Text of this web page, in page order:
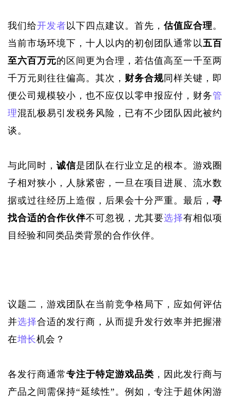
我们给开发者以下四点建议。首先，估值应合理。
当前市场环境下，十人以内的初创团队通常以五百
至六百万元的区间更为合理，若估值高至一千至两
千万元则往往偏高。其次， 财务合规同样关键，即
便公司规模较小，也不应仅以零申报应付，财务管
理混乱极易引发税务风险，已有不少团队因此被约
谈。
与此同时，诚信是团队在行业立足的根本。游戏圈
子相对狭小，人脉紧密，一旦在项目进展、流水数
据或过往经历上造假，后果会十分严重。最后，寻
找合适的合作伙伴不可忽视，尤其要选择有相似项
目经验和同类品类背景的合作伙伴。
议题二，游戏团队在当前竞争格局下，应如何评估
并选择合适的发行商，从而提升发行效率并把握潜
在增长机会？
各发行商通常专注于特定游戏品类 ，因此发行商与
产品之间需保持“延续性”。例如，专注于超休闲游